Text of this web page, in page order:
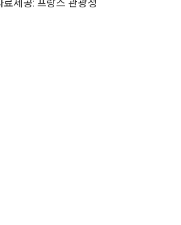
료제공: 프랑스 관광청